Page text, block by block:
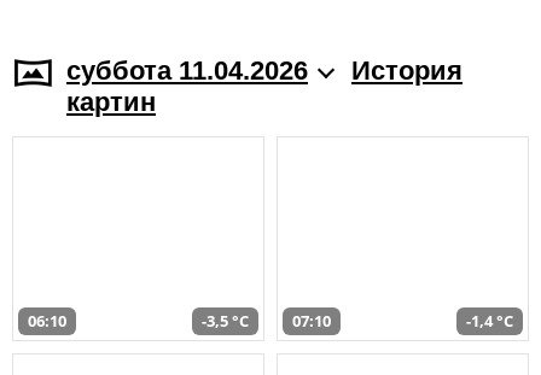
суббота 11.04.2026
История
картин
06:10 -3,5 °C 07:10 -1,4 °C